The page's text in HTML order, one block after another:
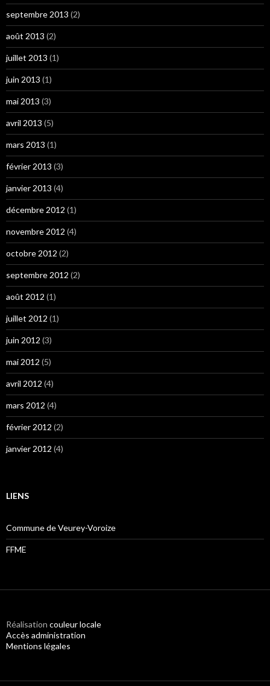
septembre 2013 (2)
août 2013 (2)
juillet 2013 (1)
juin 2013 (1)
mai 2013 (3)
avril 2013 (5)
mars 2013 (1)
février 2013 (3)
janvier 2013 (4)
décembre 2012 (1)
novembre 2012 (4)
octobre 2012 (2)
septembre 2012 (2)
août 2012 (1)
juillet 2012 (1)
juin 2012 (3)
mai 2012 (5)
avril 2012 (4)
mars 2012 (4)
février 2012 (2)
janvier 2012 (4)
LIENS
Commune de Veurey-Voroize
FFME
Réalisation couleur locale
Accès administration
Mentions légales